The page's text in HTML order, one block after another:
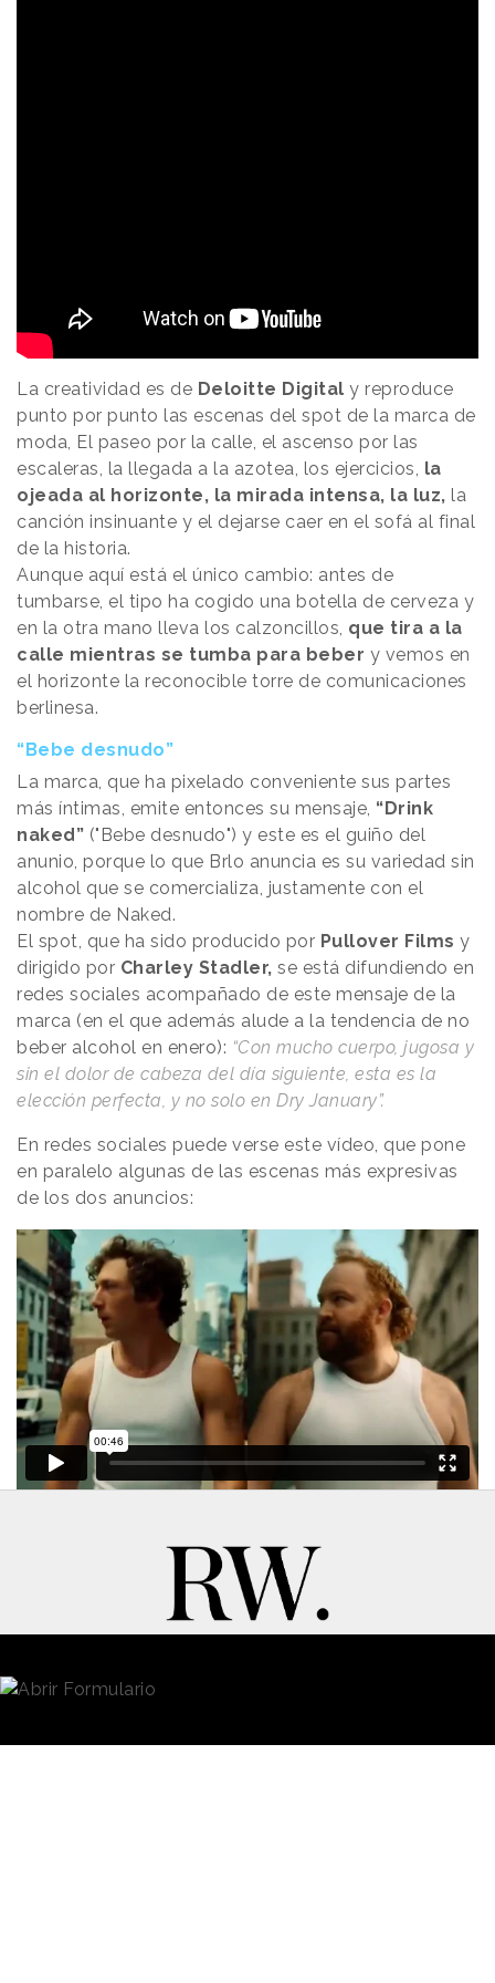
La creatividad es de Deloitte Digital y reproduce
punto por punto las escenas del spot de la marca de
moda, El paseo por la calle, el ascenso por las
escaleras, la llegada a la azotea, los ejercicios, la
ojeada al horizonte, la mirada intensa, la luz, la
canción insinuante y el dejarse caer en el sofá al final
de la historia.
Aunque aquí está el único cambio: antes de
tumbarse, el tipo ha cogido una botella de cerveza y
en la otra mano lleva los calzoncillos, que tira a la
calle mientras se tumba para beber y vemos en
el horizonte la reconocible torre de comunicaciones
berlinesa.
“Bebe desnudo”
La marca, que ha pixelado conveniente sus partes
más íntimas, emite entonces su mensaje, “Drink
naked” ("Bebe desnudo") y este es el guiño del
anunio, porque lo que Brlo anuncia es su variedad sin
alcohol que se comercializa, justamente con el
nombre de Naked.
El spot, que ha sido producido por Pullover Films y
dirigido por Charley Stadler, se está difundiendo en
redes sociales acompañado de este mensaje de la
marca (en el que además alude a la tendencia de no
beber alcohol en enero): “Con mucho cuerpo, jugosa y
sin el dolor de cabeza del día siguiente, esta es la
elección perfecta, y no solo en Dry January”.
En redes sociales puede verse este vídeo, que pone
en paralelo algunas de las escenas más expresivas
de los dos anuncios:
Contacto